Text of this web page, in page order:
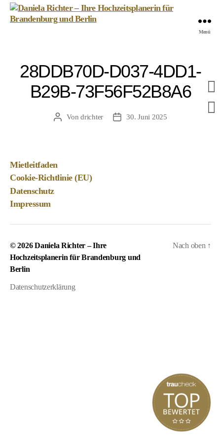
Hochzeitsplanerin
Brandenburg
Menü
28DDB70D-D037-4DD1-
B29B-73F56F52B8A6
Beitragsautor
Vondrichter Veröffentlichungsdatum
30. Juni 2025
Mietleitfaden
Cookie-Richtlinie (EU)
Datenschutz
Impressum
© 2026Daniela Richter – Ihre
Hochzeitsplanerin für Brandenburg und
Berlin
Datenschutzerklärung
Nach oben ↑